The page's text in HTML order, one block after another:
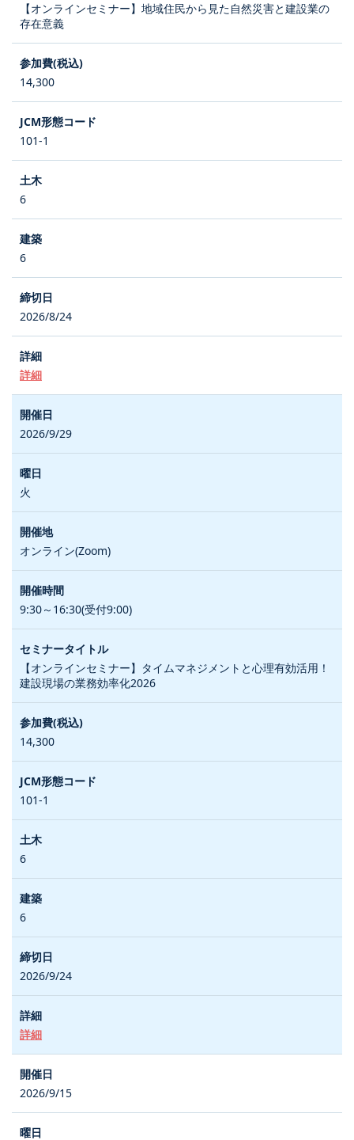
【オンラインセミナー】地域住民から見た自然災害と建設業の
存在意義
14,300
101-1
6
6
2026/8/24
詳細
2026/9/29
火
オンライン(Zoom)
9:30～16:30(受付9:00)
【オンラインセミナー】タイムマネジメントと心理有効活用！
建設現場の業務効率化2026
14,300
101-1
6
6
2026/9/24
詳細
2026/9/15